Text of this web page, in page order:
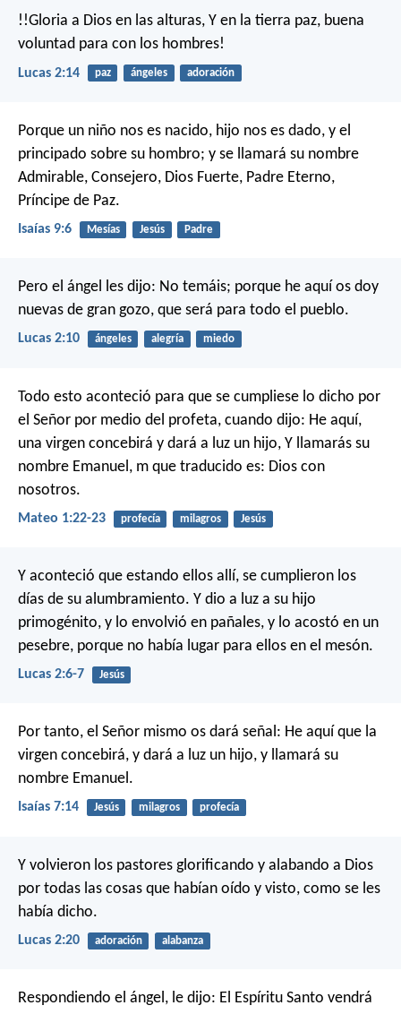
!!Gloria a Dios en las alturas, Y en la tierra paz, buena
voluntad para con los hombres!
Lucas 2:14 paz ángeles adoración
Porque un niño nos es nacido, hijo nos es dado, y el
principado sobre su hombro; y se llamará su nombre
Admirable, Consejero, Dios Fuerte, Padre Eterno,
Príncipe de Paz.
Isaías 9:6 Mesías Jesús Padre
Pero el ángel les dijo: No temáis; porque he aquí os doy
nuevas de gran gozo, que será para todo el pueblo.
Lucas 2:10 ángeles alegría miedo
Todo esto aconteció para que se cumpliese lo dicho por
el Señor por medio del profeta, cuando dijo: He aquí,
una virgen concebirá y dará a luz un hijo, Y llamarás su
nombre Emanuel, m que traducido es: Dios con
nosotros.
Mateo 1:22-23 profecía milagros Jesús
Y aconteció que estando ellos allí, se cumplieron los
días de su alumbramiento. Y dio a luz a su hijo
primogénito, y lo envolvió en pañales, y lo acostó en un
pesebre, porque no había lugar para ellos en el mesón.
Lucas 2:6-7 Jesús
Por tanto, el Señor mismo os dará señal: He aquí que la
virgen concebirá, y dará a luz un hijo, y llamará su
nombre Emanuel.
Isaías 7:14 Jesús milagros profecía
Y volvieron los pastores glorificando y alabando a Dios
por todas las cosas que habían oído y visto, como se les
había dicho.
Lucas 2:20 adoración alabanza
Respondiendo el ángel, le dijo: El Espíritu Santo vendrá